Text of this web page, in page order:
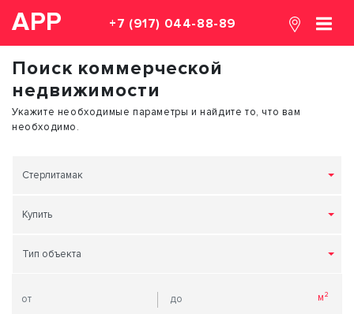
АРР +7 (917) 044-88-89
Поиск коммерческой
недвижимости
Укажите необходимые параметры и найдите то, что вам
необходимо.
Стерлитамак
Купить
Тип объекта